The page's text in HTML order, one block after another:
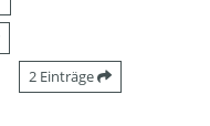
2 Einträge